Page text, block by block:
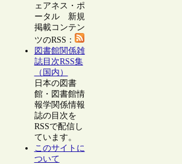
ェアネス・ポ
ータル 新規
掲載コンテン
ツのRSS：
図書館関係雑
誌目次RSS集
（国内）
日本の図書
館・図書館情
報学関係情報
誌の目次を
RSSで配信し
ています。
このサイトに
ついて